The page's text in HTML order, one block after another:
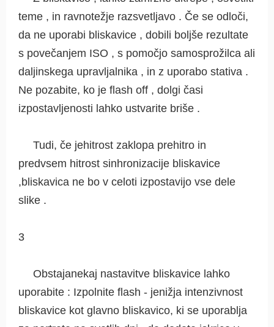
teme , in ravnotežje razsvetljavo . Če se odloči,
da ne uporabi bliskavice , dobili boljše rezultate
s povečanjem ISO , s pomočjo samosprožilca ali
daljinskega upravljalnika , in z uporabo stativa .
Ne pozabite, ko je flash off , dolgi časi
izpostavljenosti lahko ustvarite briše .
Tudi, če jehitrost zaklopa prehitro in
predvsem hitrost sinhronizacije bliskavice
,bliskavica ne bo v celoti izpostavijo vse dele
slike .
3
Obstajanekaj nastavitve bliskavice lahko
uporabite : Izpolnite flash - jenižja intenzivnost
bliskavice kot glavno bliskavico, ki se uporablja